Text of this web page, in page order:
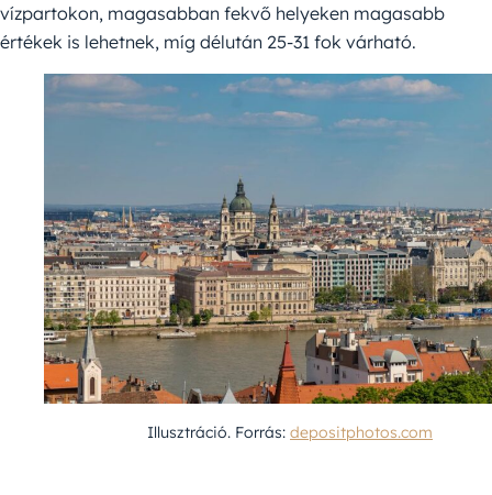
vízpartokon, magasabban fekvő helyeken magasabb
értékek is lehetnek, míg délután 25-31 fok várható.
Illusztráció. Forrás: depositphotos.com